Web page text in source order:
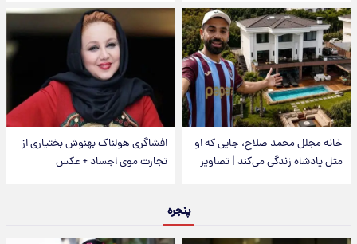
خانه مجلل محمد صلاح، جایی که او
مثل پادشاه زندگی می‌کند | تصاویر
افشاگری هولناک بهنوش بختیاری از
تجارت موی اجساد + عکس
پنجره